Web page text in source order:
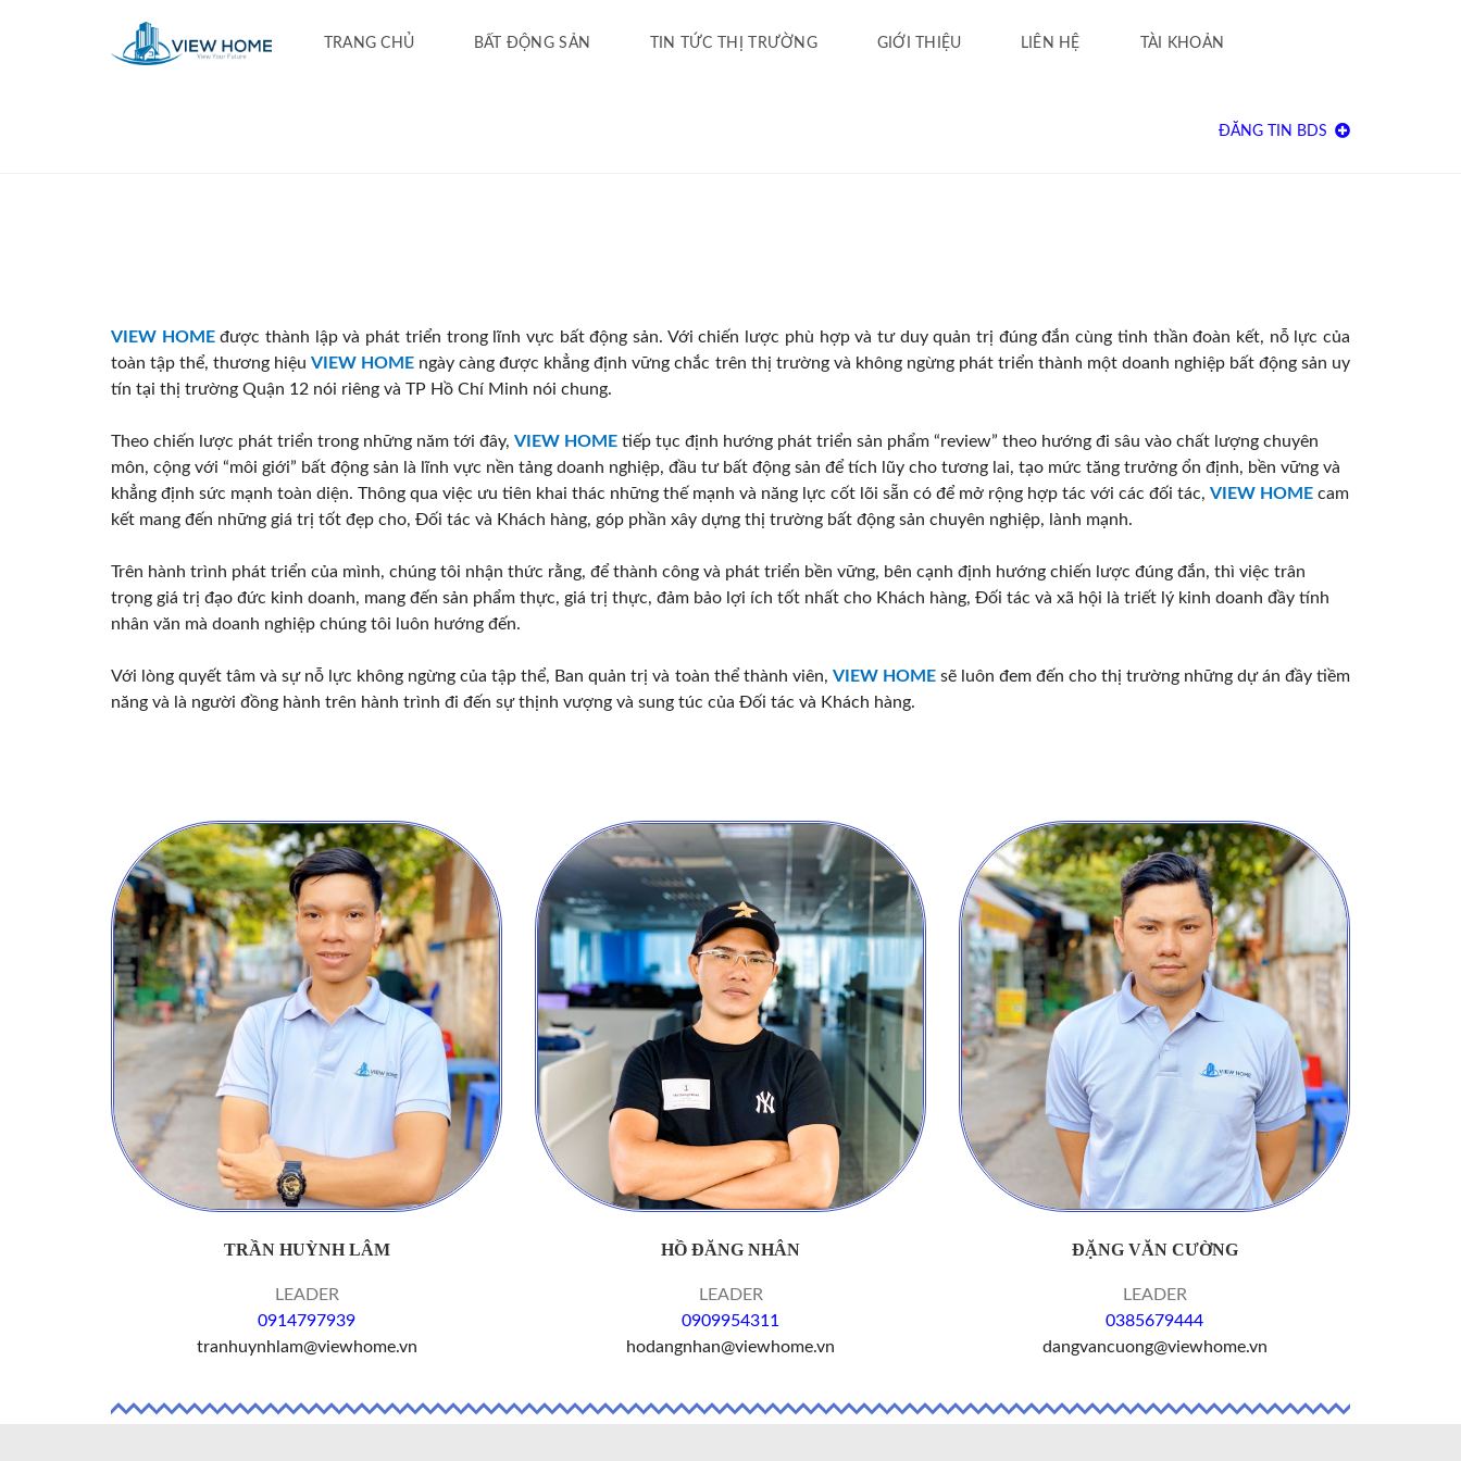
TRANG CHỦ BẤT ĐỘNG SẢN TIN TỨC THỊ TRƯỜNG GIỚI THIỆU LIÊN HỆ TÀI KHOẢN
ĐĂNG TIN BDS
VIEW HOMEđược thành lập và phát triển trong lĩnh vực bất động sản. Với chiến lược phù hợp và tư duy quản trị đúng đắn cùng tinh thần đoàn kết, nỗ lực của
toàn tập thể, thương hiệuVIEW HOME ngày càng được khẳng định vững chắc trên thị trường và không ngừng phát triển thành một doanh nghiệp bất động sản uy
tín tại thị trường Quận 12 nói riêng và TP Hồ Chí Minh nói chung.
Theo chiến lược phát triển trong những năm tới đây, VIEW HOME tiếp tục định hướng phát triển sản phẩm “review” theo hướng đi sâu vào chất lượng chuyên
môn, cộng với “môi giới” bất động sản là lĩnh vực nền tảng doanh nghiệp, đầu tư bất động sản để tích lũy cho tương lai, tạo mức tăng trưởng ổn định, bền vững và
khẳng định sức mạnh toàn diện. Thông qua việc ưu tiên khai thác những thế mạnh và năng lực cốt lõi sẵn có để mở rộng hợp tác với các đối tác, VIEW HOME cam
kết mang đến những giá trị tốt đẹp cho, Đối tác và Khách hàng, góp phần xây dựng thị trường bất động sản chuyên nghiệp, lành mạnh.
Trên hành trình phát triển của mình, chúng tôi nhận thức rằng, để thành công và phát triển bền vững, bên cạnh định hướng chiến lược đúng đắn, thì việc trân
trọng giá trị đạo đức kinh doanh, mang đến sản phẩm thực, giá trị thực, đảm bảo lợi ích tốt nhất cho Khách hàng, Đối tác và xã hội là triết lý kinh doanh đầy tính
nhân văn mà doanh nghiệp chúng tôi luôn hướng đến.
Với lòng quyết tâm và sự nỗ lực không ngừng của tập thể, Ban quản trị và toàn thể thành viên, VIEW HOMEsẽ luôn đem đến cho thị trường những dự án đầy tiềm
năng và là người đồng hành trên hành trình đi đến sự thịnh vượng và sung túc của Đối tác và Khách hàng.
TRẦN HUỲNH LÂM
LEADER
0914797939
tranhuynhlam@viewhome.vn
HỒ ĐĂNG NHÂN
LEADER
0909954311
hodangnhan@viewhome.vn
ĐẶNG VĂN CƯỜNG
LEADER
0385679444
dangvancuong@viewhome.vn